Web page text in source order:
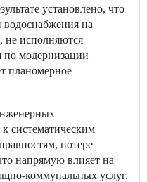
установлено, что
водоснабжения на
не исполняются
по модернизации
планомерное
систематическим
потере
напрямую влияет на
коммунальных услуг.